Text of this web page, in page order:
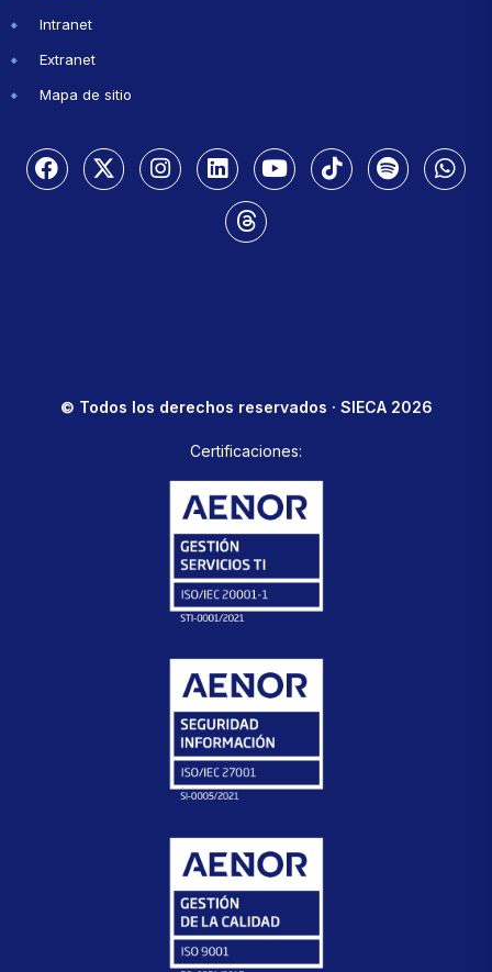
Intranet
Extranet
Mapa de sitio
© Todos los derechos reservados · SIECA 2026
Certificaciones: